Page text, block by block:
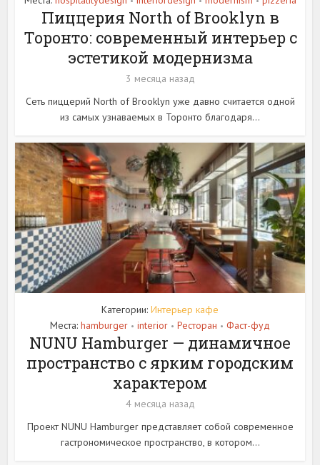
Пиццерия North of Brooklyn в
Торонто: современный интерьер с
эстетикой модернизма
3 месяца назад
Сеть пиццерий North of Brooklyn уже давно считается одной
из самых узнаваемых в Торонто благодаря...
Категории: Интерьер кафе
Места: hamburger • interior • Ресторан • Фаст-фуд
NUNU Hamburger — динамичное
пространство с ярким городским
характером
4 месяца назад
Проект NUNU Hamburger представляет собой современное
гастрономическое пространство, в котором...